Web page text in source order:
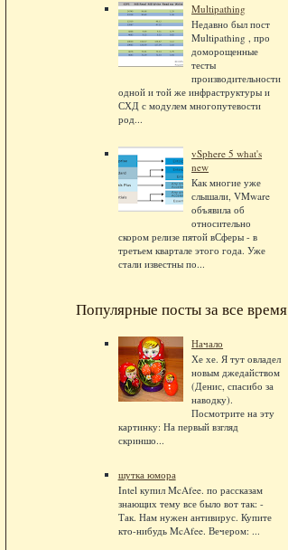
Multipathing
Недавно был пост
Multipathing , про
доморощенные
тесты
производительности
одной и той же инфраструктуры и
СХД с модулем многопутевости
род...
vSphere 5 what's
new
Как многие уже
слышали, VMware
объявила об
относительно
скором релизе пятой вСферы - в
третьем квартале этого года. Уже
стали известны по...
Популярные посты за все время
Начало
Хе хе. Я тут овладел
новым джедайством
(Денис, спасибо за
наводку).
Посмотрите на эту
картинку: На первый взгляд
скриншо...
шутка юмора
Intel купил McAfee. по рассказам
знающих тему все было вот так: -
Так. Нам нужен антивирус. Купите
кто-нибудь McAfee. Вечером: ...